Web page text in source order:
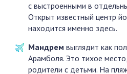
с выстроенными в
Открыт известный центр
находится именно здесь.
Мандрем выглядит как
Арамболя. Это тихое
родители с детьми. На